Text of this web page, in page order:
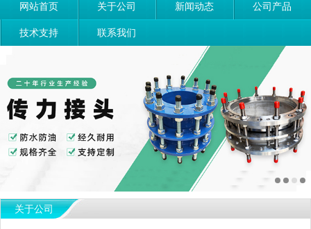
网站首页 关于公司 新闻动态 公司产品
技术支持 联系我们
关于公司